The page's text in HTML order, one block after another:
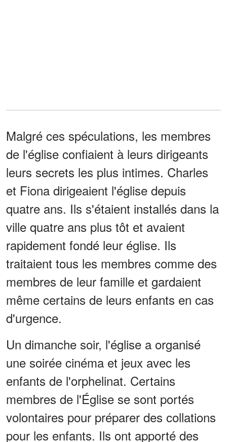
Malgré ces spéculations, les membres
de l'église confiaient à leurs dirigeants
leurs secrets les plus intimes. Charles
et Fiona dirigeaient l'église depuis
quatre ans. Ils s'étaient installés dans la
ville quatre ans plus tôt et avaient
rapidement fondé leur église. Ils
traitaient tous les membres comme des
membres de leur famille et gardaient
même certains de leurs enfants en cas
d'urgence.
Un dimanche soir, l'église a organisé
une soirée cinéma et jeux avec les
enfants de l'orphelinat. Certains
membres de l'Église se sont portés
volontaires pour préparer des collations
pour les enfants. Ils ont apporté des